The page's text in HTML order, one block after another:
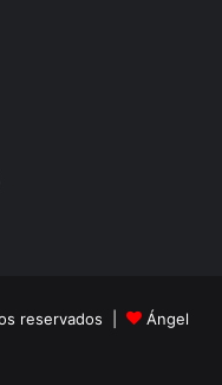
reservados |
Ángel